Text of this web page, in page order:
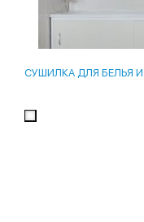
СУШИЛКА ДЛЯ БЕЛЬЯ И